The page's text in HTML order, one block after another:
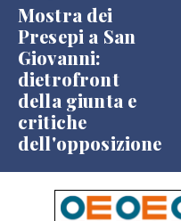
Mostra dei
Presepi a San
Giovanni:
dietrofront
della giunta e
critiche
dell'opposizione